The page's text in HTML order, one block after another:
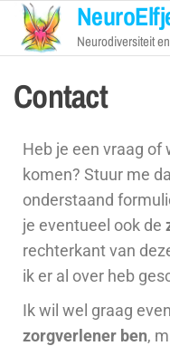
Neurodiversiteit
Contact
Heb je een vraag
komen? Stuur me
onderstaand
je eventueel ook de
rechterkant van
ik er al over heb
Ik wil wel graag
zorgverlener ben,